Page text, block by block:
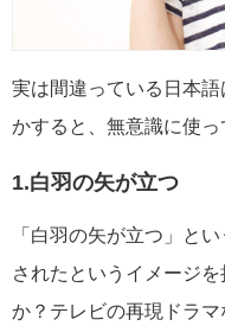
実は間違っている日本
かすると、無意識に使
1.白羽の矢が立つ
「白羽の矢が立つ」と
されたというイメージ
か？テレビの再現ドラ